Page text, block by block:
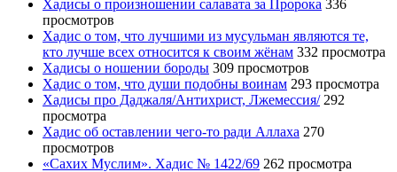
Хадисы о произношении салавата за Пророка 336
просмотров
Хадис о том, что лучшими из мусульман являются те,
кто лучше всех относится к своим жёнам 332 просмотра
Хадисы о ношении бороды 309 просмотров
Хадис о том, что души подобны воинам 293 просмотра
Хадисы про Даджаля/Антихрист, Лжемессия/ 292
просмотра
Хадис об оставлении чего-то ради Аллаха 270
просмотров
«Сахих Муслим». Хадис № 1422/69 262 просмотра